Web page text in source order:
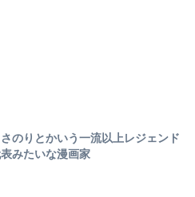
のりとかいう一流以上レジェンド
みたいな漫画家